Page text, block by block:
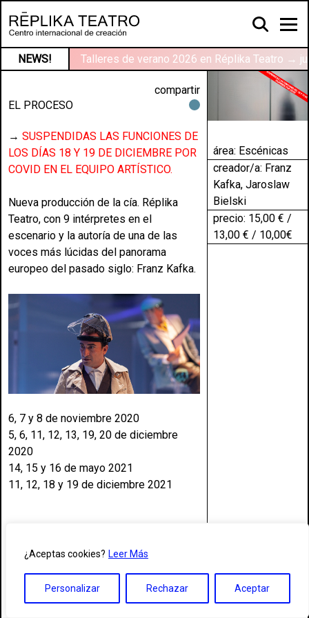
¿Aceptas cookies? Leer Más
Personalizar Rechazar Aceptar
NEWS! Talleres de verano 2026 en Réplika Teatro →
compartir
EL PROCESO
→ SUSPENDIDAS LAS FUNCIONES DE
LOS DÍAS 18 Y 19 DE DICIEMBRE POR
COVID EN EL EQUIPO ARTÍSTICO.
Nueva producción de la cía. Réplika
Teatro, con 9 intérpretes en el
escenario y la autoría de una de las
voces más lúcidas del panorama
europeo del pasado siglo: Franz Kafka.
6, 7 y 8 de noviembre 2020
5, 6, 11, 12, 13, 19, 20 de diciembre
2020
14, 15 y 16 de mayo 2021
11, 12, 18 y 19 de diciembre 2021
FranzyBlock:Varo Mogrovyan
El SupervisoryEl Sacerdote:Enrique
Meléndez
área: Escénicas
creador/a: Franz
Kafka, Jaroslaw
Bielski
precio: 15,00 € /
13,00 € / 10,00€